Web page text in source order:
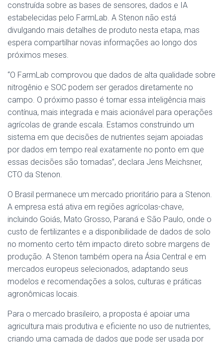
construída sobre as bases de sensores, dados e IA
estabelecidas pelo FarmLab. A Stenon não está
divulgando mais detalhes de produto nesta etapa, mas
espera compartilhar novas informações ao longo dos
próximos meses.
“O FarmLab comprovou que dados de alta qualidade sobre
nitrogênio e SOC podem ser gerados diretamente no
campo. O próximo passo é tornar essa inteligência mais
contínua, mais integrada e mais acionável para operações
agrícolas de grande escala. Estamos construindo um
sistema em que decisões de nutrientes sejam apoiadas
por dados em tempo real exatamente no ponto em que
essas decisões são tomadas”, declara Jens Meichsner,
CTO da Stenon.
O Brasil permanece um mercado prioritário para a Stenon.
A empresa está ativa em regiões agrícolas-chave,
incluindo Goiás, Mato Grosso, Paraná e São Paulo, onde o
custo de fertilizantes e a disponibilidade de dados de solo
no momento certo têm impacto direto sobre margens de
produção. A Stenon também opera na Ásia Central e em
mercados europeus selecionados, adaptando seus
modelos e recomendações a solos, culturas e práticas
agronômicas locais.
Para o mercado brasileiro, a proposta é apoiar uma
agricultura mais produtiva e eficiente no uso de nutrientes,
criando uma camada de dados que pode ser usada por